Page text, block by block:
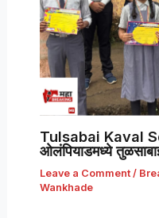
Tulsabai Kaval
ओलंपियाडमध्ये
Leave a Comment /
Wankhade